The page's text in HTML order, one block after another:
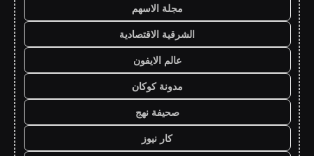
مجلة الاسهم
الشرقية الاقتصادية
عالم الايفون
مدونة كوكان
صحيفة نهج
كار نيوز